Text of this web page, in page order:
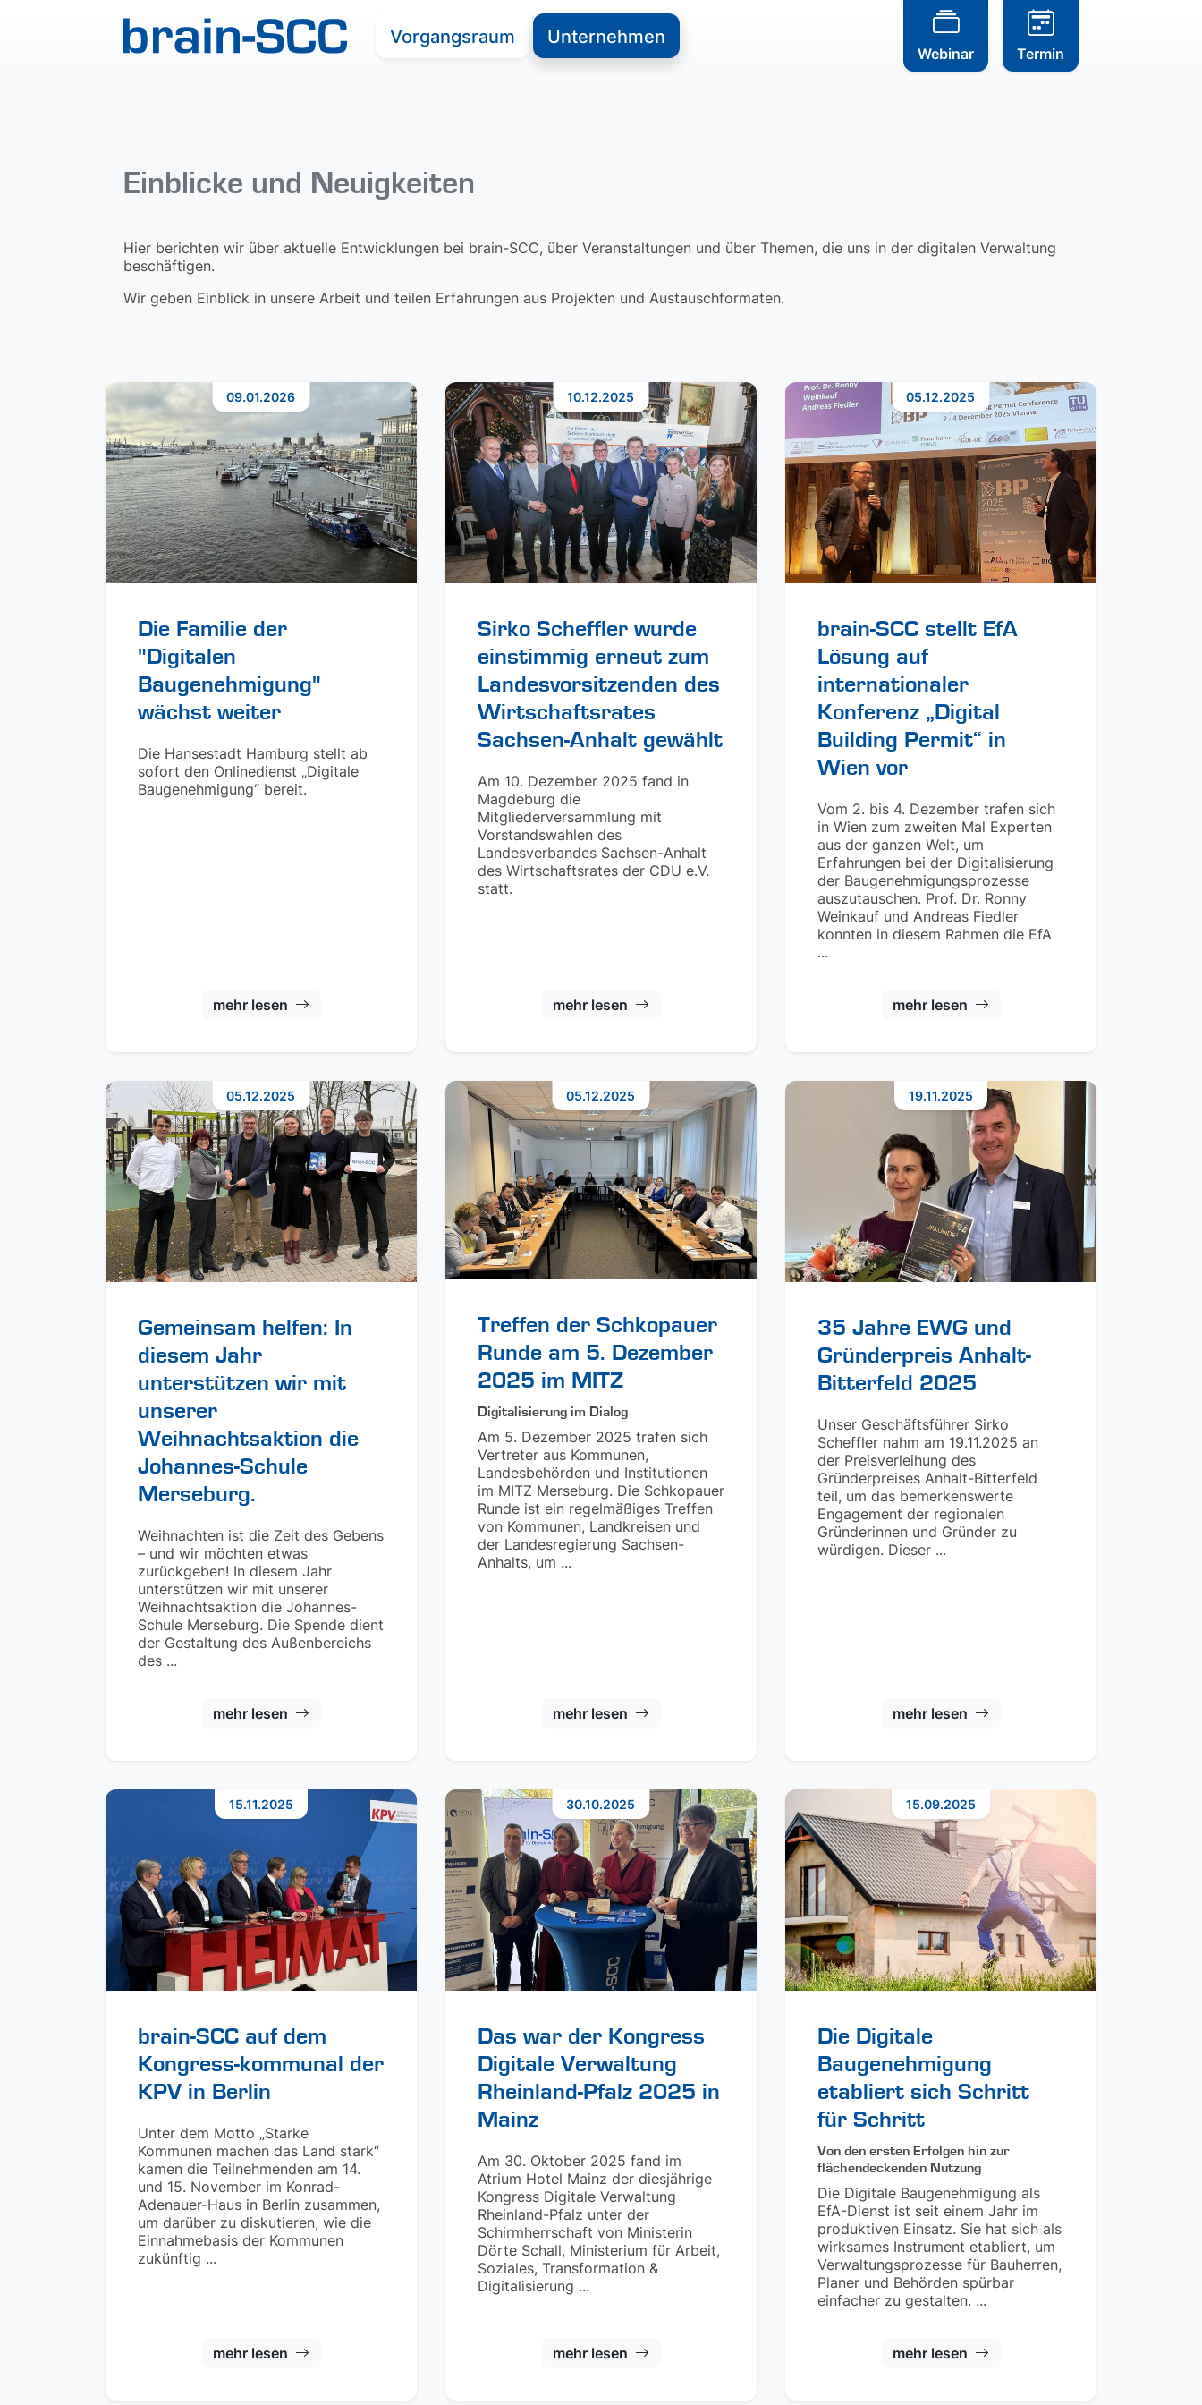
Vorgangsraum Unternehmen
Webinar Termin
Einblicke und Neuigkeiten
Hier berichten wir über aktuelle Entwicklungen bei brain-SCC, über Veranstaltungen und über Themen, die uns in der digitalen Verwaltung
beschäftigen.
Wir geben Einblick in unsere Arbeit und teilen Erfahrungen aus Projekten und Austauschformaten.
Die Familie der
"Digitalen
Baugenehmigung"
wächst weiter
Die Hansestadt Hamburg stellt ab
sofort den Onlinedienst „Digitale
Baugenehmigung“ bereit.
mehr lesen
09.01.2026
Sirko Scheffler wurde
einstimmig erneut zum
Landesvorsitzenden des
Wirtschaftsrates
Sachsen-Anhalt gewählt
Am 10. Dezember 2025 fand in
Magdeburg die
Mitgliederversammlung mit
Vorstandswahlen des
Landesverbandes Sachsen-Anhalt
des Wirtschaftsrates der CDU e.V.
statt.
mehr lesen
10.12.2025
brain-SCC stellt EfA
Lösung auf
internationaler
Konferenz „Digital
Building Permit“ in
Wien vor
Vom 2. bis 4. Dezember trafen sich
in Wien zum zweiten Mal Experten
aus der ganzen Welt, um
Erfahrungen bei der Digitalisierung
der Baugenehmigungsprozesse
auszutauschen. Prof. Dr. Ronny
Weinkauf und Andreas Fiedler
konnten in diesem Rahmen die EfA
...
mehr lesen
05.12.2025
Gemeinsam helfen: In
diesem Jahr
unterstützen wir mit
unserer
Weihnachtsaktion die
Johannes-Schule
Merseburg.
Weihnachten ist die Zeit des Gebens
– und wir möchten etwas
zurückgeben! In diesem Jahr
unterstützen wir mit unserer
Weihnachtsaktion die Johannes-
Schule Merseburg. Die Spende dient
der Gestaltung des Außenbereichs
des ...
mehr lesen
05.12.2025
Treffen der Schkopauer
Runde am 5. Dezember
2025 im MITZ
Digitalisierung im Dialog
Am 5. Dezember 2025 trafen sich
Vertreter aus Kommunen,
Landesbehörden und Institutionen
im MITZ Merseburg. Die Schkopauer
Runde ist ein regelmäßiges Treffen
von Kommunen, Landkreisen und
der Landesregierung Sachsen-
Anhalts, um ...
mehr lesen
05.12.2025
35 Jahre EWG und
Gründerpreis Anhalt-
Bitterfeld 2025
Unser Geschäftsführer Sirko
Scheffler nahm am 19.11.2025 an
der Preisverleihung des
Gründerpreises Anhalt-Bitterfeld
teil, um das bemerkenswerte
Engagement der regionalen
Gründerinnen und Gründer zu
würdigen. Dieser ...
mehr lesen
19.11.2025
brain-SCC auf dem
Kongress-kommunal der
KPV in Berlin
Unter dem Motto „Starke
Kommunen machen das Land stark“
kamen die Teilnehmenden am 14.
und 15. November im Konrad-
Adenauer-Haus in Berlin zusammen,
um darüber zu diskutieren, wie die
Einnahmebasis der Kommunen
zukünftig ...
mehr lesen
15.11.2025
Das war der Kongress
Digitale Verwaltung
Rheinland-Pfalz 2025 in
Mainz
Am 30. Oktober 2025 fand im
Atrium Hotel Mainz der diesjährige
Kongress Digitale Verwaltung
Rheinland-Pfalz unter der
Schirmherrschaft von Ministerin
Dörte Schall, Ministerium für Arbeit,
Soziales, Transformation &
Digitalisierung ...
mehr lesen
30.10.2025
Die Digitale
Baugenehmigung
etabliert sich Schritt
für Schritt
Von den ersten Erfolgen hin zur
flächendeckenden Nutzung
Die Digitale Baugenehmigung als
EfA-Dienst ist seit einem Jahr im
produktiven Einsatz. Sie hat sich als
wirksames Instrument etabliert, um
Verwaltungsprozesse für Bauherren,
Planer und Behörden spürbar
einfacher zu gestalten. ...
mehr lesen
15.09.2025